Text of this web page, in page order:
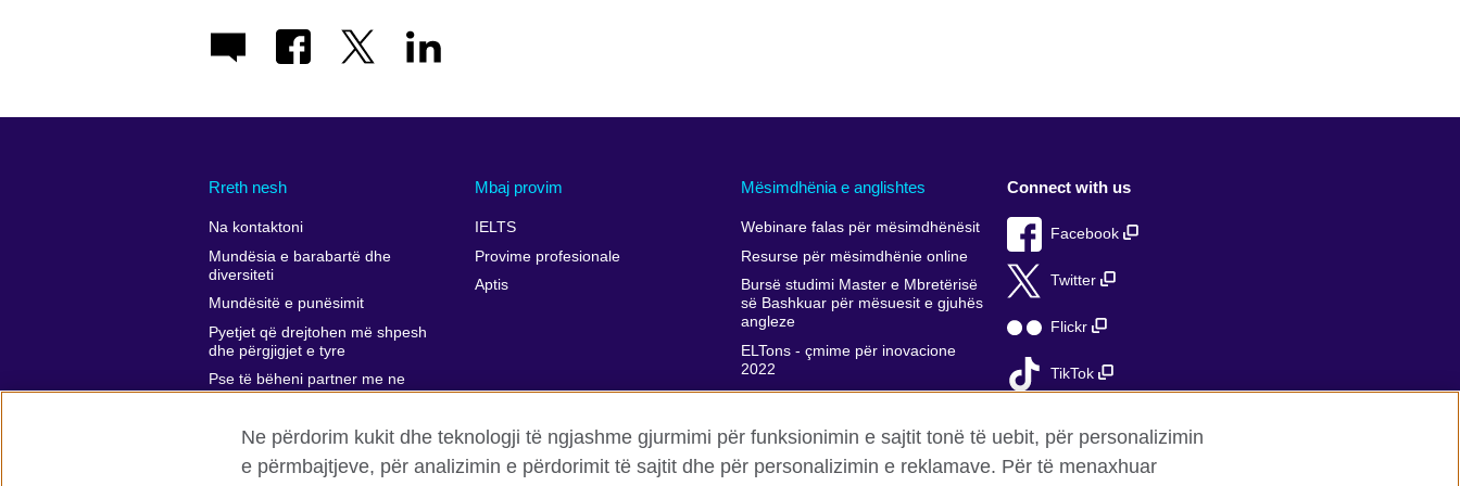
Rreth nesh
Na kontaktoni
Mundësia e barabartë dhe
diversiteti
Mundësitë e punësimit
Pyetjet që drejtohen më shpesh
dhe përgjigjet e tyre
Pse të bëheni partner me ne
Affiliate marketing
Mbaj provim
IELTS
Provime profesionale
Aptis
Mësimdhënia e anglishtes
Webinare falas për mësimdhënësit
Resurse për mësimdhënie online
Bursë studimi Master e Mbretërisë
së Bashkuar për mësuesit e gjuhës
angleze
ELTons - çmime për inovacione
2022
Përkrahja e zhvillimit profesional të
Connect with us
Facebook
Twitter
Flickr
TikTok
Ne përdorim kukit dhe teknologji të ngjashme gjurmimi për funksionimin e sajtit tonë të uebit, për personalizimin
e përmbajtjeve, për analizimin e përdorimit të sajtit dhe për personalizimin e reklamave. Për të menaxhuar